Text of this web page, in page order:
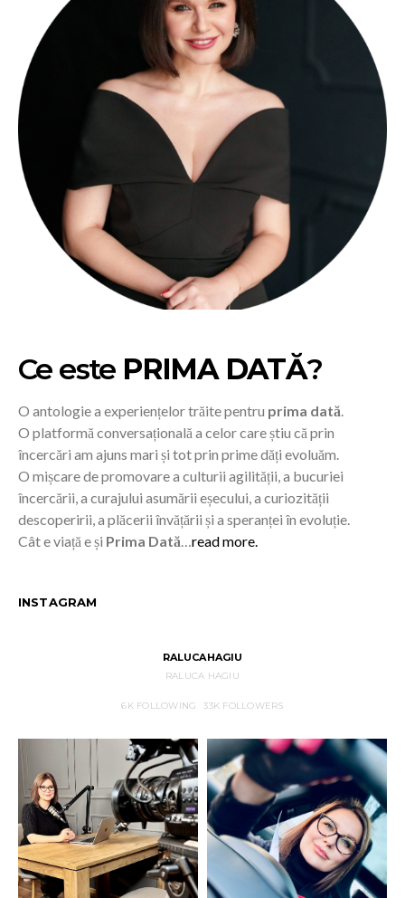
Ce este PRIMA DATĂ?
O antologie a experiențelor trăite pentru prima dată
O platformă conversațională a celor care știu că prin
încercări am ajuns mari și tot prin prime dăți evoluăm.
O mișcare de promovare a culturii agilității, a bucuriei
încercării, a curajului asumării eșecului, a curiozității
descoperirii, a plăcerii învățării și a speranței în evoluție.
Cât e viață e și Prima Dată read more.
INSTAGRAM
RALUCAHAGIU
RALUCA HAGIU
6KFOLLOWING 33K FOLLOWERS